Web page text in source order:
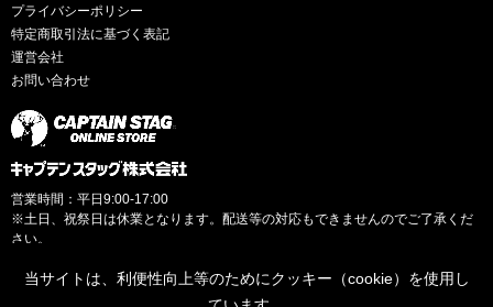
プライバシーポリシー
特定商取引法に基づく表記
運営会社
お問い合わせ
営業時間：平日9:00-17:00
※土日、祝祭日は休業となります。配送等の対応もできませんのでご了承くだ
さい。
当サイトは、利便性向上等のためにクッキー（cookie）を使用し